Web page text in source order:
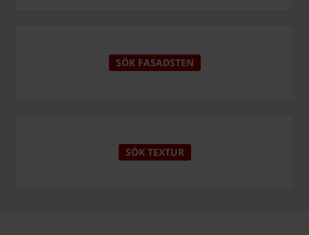
SÖK FASADSTEN
SÖK TEXTUR